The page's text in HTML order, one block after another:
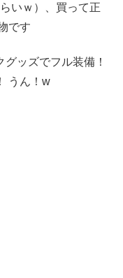
いｗ）、買って正
です
ッズでフル装備！
うん！w